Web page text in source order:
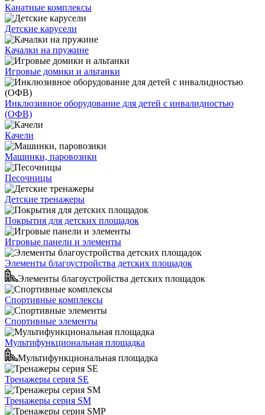
Канатные комплексы
Детские карусели
Качалки на пружине
Игровые домики и альтанки
Инклюзивное оборудование для детей с инвалидностью
(ОФВ)
Качели
Машинки, паровозики
Песочницы
Детские тренажеры
Покрытия для детских площадок
Игровые панели и элементы
Элементы благоустройства детских площадок
Элементы благоустройства детских площадок
Спортивные комплексы
Спортивные элементы
Мультифункциональная площадка
Мультифункциональная площадка
Тренажеры серия SE
Тренажеры серия SM